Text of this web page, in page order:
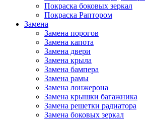
Покраска боковых зеркал
Покраска Раптором
Замена
Замена порогов
Замена капота
Замена двери
Замена крыла
Замена бампера
Замена рамы
Замена лонжерона
Замена крышки багажника
Замена решетки радиатора
Замена боковых зеркал